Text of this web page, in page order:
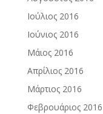
Ιούλιος 2016
Ιούνιος 2016
Μάιος 2016
Απρίλιος 2016
Μάρτιος 2016
Φεβρουάριος 2016